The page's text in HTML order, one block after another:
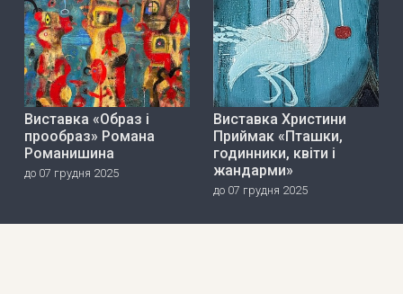
Виставка «Образ і
прообраз» Романа
Романишина
до 07 грудня 2025
Виставка Христини
Приймак «Пташки,
годинники, квіти і
жандарми»
до 07 грудня 2025